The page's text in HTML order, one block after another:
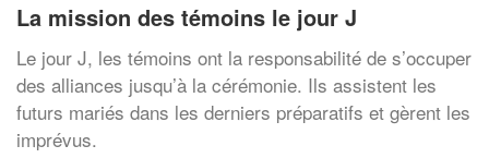
La mission des témoins le jour J
Le jour J, les témoins ont la responsabilité de s’occuper
des alliances jusqu’à la cérémonie. Ils assistent les
futurs mariés dans les derniers préparatifs et gèrent les
imprévus.